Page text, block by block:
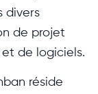
divers
de projet
de logiciels.
réside